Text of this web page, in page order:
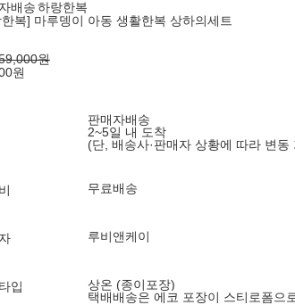
배송하랑한복
복] 마루뎅이 아동 생활한복 상하의세트
원
원
판매자배송
2~5일 내 도착
(단, 배송사·판매자 상황에 따라 변동
무료배송
루비앤케이
입
상온 (종이포장)
택배배송은 에코 포장이 스티로폼으